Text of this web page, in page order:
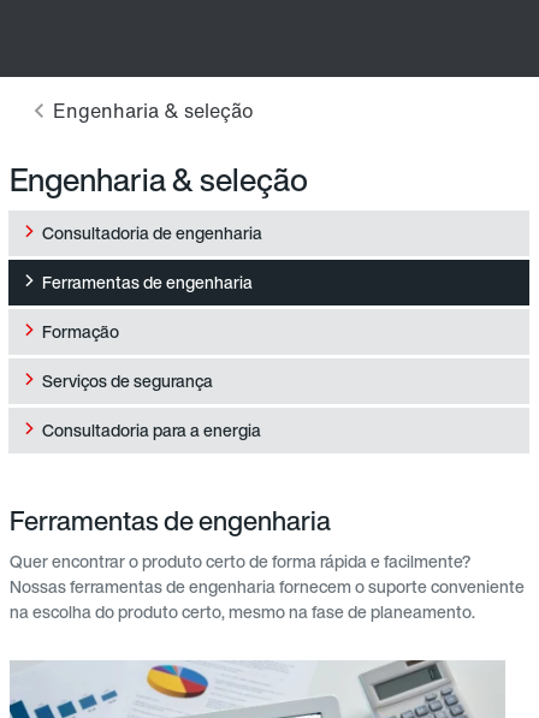
Engenharia & seleção
Consultadoria de engenharia
Ferramentas de engenharia
Formação
Serviços de segurança
Consultadoria para a energia
Ferramentas de engenharia
Quer encontrar o produto certo de forma rápida e facilmente?
Nossas ferramentas de engenharia fornecem o suporte conveniente
na escolha do produto certo, mesmo na fase de planeamento.